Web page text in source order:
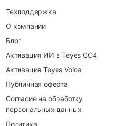
Техподдержка
О компании
Блог
Активация ИИ в Teyes CC4
Активация Teyes Voice
Публичная оферта
Согласие на обработку
персональных данных
Политика